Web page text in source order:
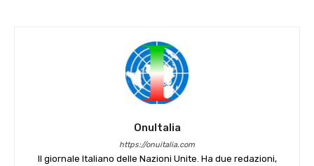
OnuItalia
https://onuitalia.com
Il giornale Italiano delle Nazioni Unite. Ha due redazioni,